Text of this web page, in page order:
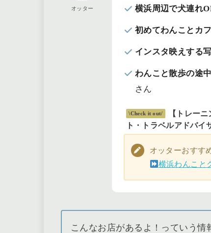
オッター 横浜周辺で犬連れ
初めてわんことカ
インスタ映えする
わんこと散歩の途
さん
\Check it out/
【トレー
ト・トラベルアドバイ
オッターおすす
横浜わんこと
こんなお店があるよ！っていう